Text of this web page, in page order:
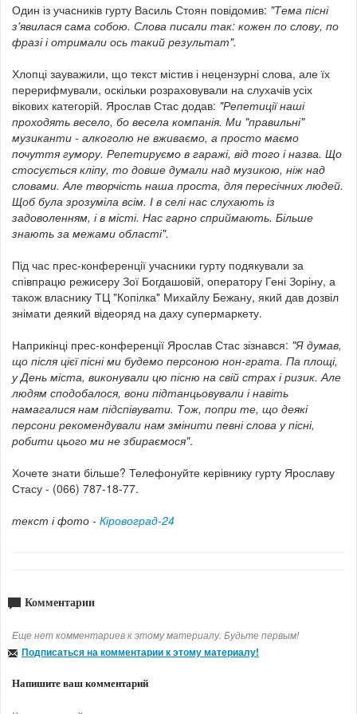
Один із учасників гурту Василь Стоян повідомив: "Тема пісні
з'явилася сама собою. Слова писали так: кожен по слову, по
фразі і отримали ось такий результат".
Хлопці зауважили, що текст містив і нецензурні слова, але їх
перерифмували, оскільки розраховували на слухачів усіх
вікових категорій. Ярослав Стас додав: "Репетиції наші
проходять весело, бо весела компанія. Ми "правильні"
музиканти - алкоголю не вживаємо, а просто маємо
почуття гумору. Репетируємо в гаражі, від того і назва. Що
стосується кліпу, то довше думали над музикою, ніж над
словами. Але творчість наша проста, для пересічних людей.
Щоб була зрозуміла всім. І в селі нас слухають із
задоволенням, і в місті. Нас гарно сприймають. Більше
знають за межами області".
Під час прес-конференції учасники гурту подякували за
співпрацю режисеру Зої Богдашовій, оператору Гені Зоріну, а
також власнику ТЦ "Копілка" Михайлу Бежану, який дав дозвіл
знімати деякий відеоряд на даху супермаркету.
Наприкінці прес-конференції Ярослав Стас зізнався: "Я думав,
що після цієї пісні ми будемо персоною нон-грата. Па площі,
у День міста, виконували цю пісню на свій страх і ризик. Але
людям сподобалося, вони підтанцьовували і навіть
намагалися нам підспівувати. Тож, попри те, що деякі
персони рекомендували нам змінити певні слова у пісні,
робити цього ми не збираємося".
Хочете знати більше? Телефонуйте керівнику гурту Ярославу
Стасу - (066) 787-18-77.
текст і фото - Кіровоград-24
Комментарии
Еще нет комментариев к этому материалу. Будьте первым!
Подписаться на комментарии к этому материалу!
Напишите ваш комментарий